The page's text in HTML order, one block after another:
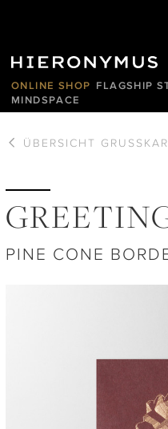
ONLINE SHOP FLAGSHIP
MINDSPACE
ÜBERSICHT
PINE CONE